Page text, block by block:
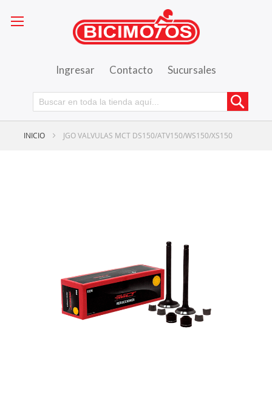
Ingresar Contacto Sucursales
INICIO JGO VALVULAS MCT DS150/ATV150/WS150/XS150